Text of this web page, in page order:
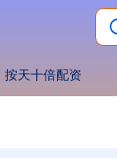
按天十倍配资